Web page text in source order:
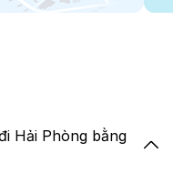
Hải Phòng bằng